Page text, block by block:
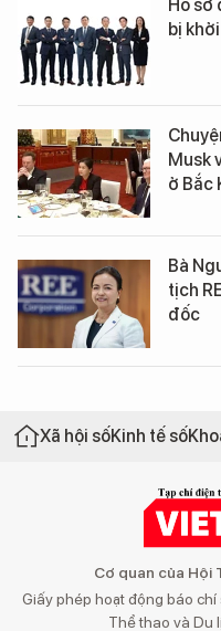
Hồ sơ
bị
Musk
ở Bắc
Bà
tịch
đốc
Xã hội sốKinh tế số
Cơ quan của Hội
Giấy phép hoạt động báo chí
Thể thao và Du